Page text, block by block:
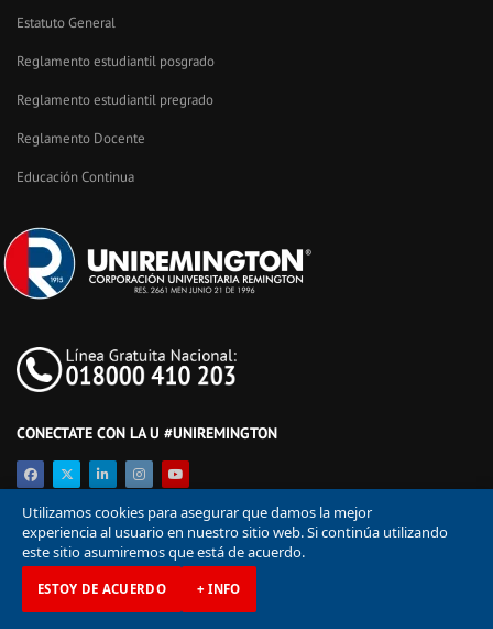
Estatuto General
Reglamento estudiantil posgrado
Reglamento estudiantil pregrado
Reglamento Docente
Educación Continua
CONECTATE CON LA U #UNIREMINGTON
© Corporación Universitaria Remington 2026
Utilizamos cookies para asegurar que damos la mejor
experiencia al usuario en nuestro sitio web. Si continúa utilizando
este sitio asumiremos que está de acuerdo.
ESTOY DE ACUERDO + INFO